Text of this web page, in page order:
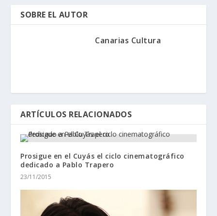
SOBRE EL AUTOR
Canarias Cultura
ARTÍCULOS RELACIONADOS
Prosigue en el Cuyás el ciclo cinematográfico
dedicado a Pablo Trapero
23/11/2015